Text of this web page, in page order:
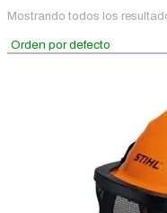
Mostrando todos los